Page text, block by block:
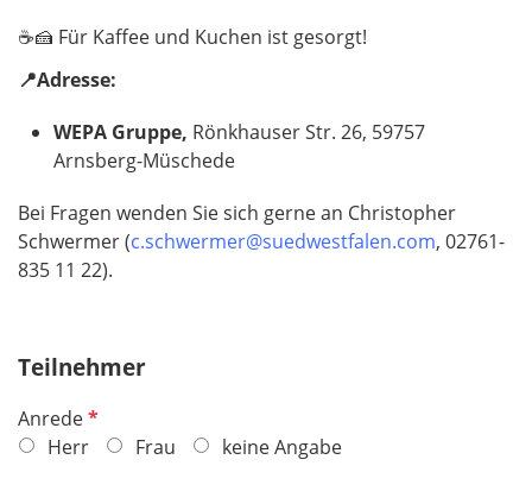
☕️🍰 Für Kaffee und Kuchen ist gesorgt!
📍Adresse:
WEPA Gruppe, Rönkhauser Str. 26, 59757
Arnsberg-Müschede
Bei Fragen wenden Sie sich gerne an Christopher
Schwermer (c.schwermer@suedwestfalen.com, 02761-
835 11 22).
Teilnehmer
AnredeP
f
Herr Frau keine Angabe